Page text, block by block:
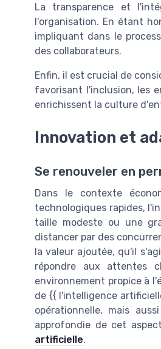
La transparence et
l'organisation. En étant
impliquant dans le
des collaborateurs.
Enfin, il est crucial de
favorisant l'inclusion, les
enrichissent la culture
Innovation et
Se renouveler en
Dans le contexte
technologiques rapides,
taille modeste ou une
distancer par des
la valeur ajoutée, qu'il
répondre aux attentes
environnement propice à
de {{ l'intelligence
opérationnelle, mais
approfondie de cet
artificielle.